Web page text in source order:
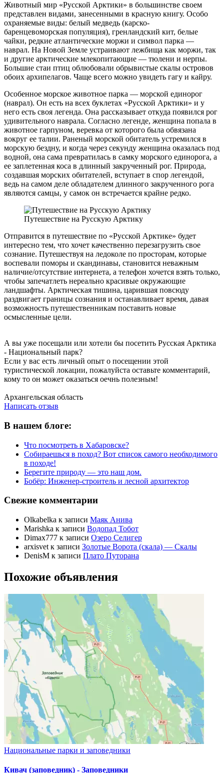
Животный мир «Русской Арктики» в большинстве своем
представлен видами, занесенными в красную книгу. Особо
охраняемые виды: белый медведь (карско-
баренцевоморская популяция), гренландский кит, белые
чайки, редкие атлантические моржи и символ парка —
наврал. На Новой Земле устраивают лежбища как моржи, так
и другие арктические млекопитающие — тюлени и нерпы.
Большие стаи птиц облюбовали обрывистые скалы островов
обоих архипелагов. Чаще всего можно увидеть гагу и кайру.
Особенное морское животное парка — морской единорог
(наврал). Он есть на всех буклетах «Русской Арктики» и у
него есть своя легенда. Она рассказывает откуда появился рог
удивительного наврала. Согласно легенде, женщина попала в
животное гарпуном, веревка от которого была обвязана
вокруг ее талии. Раненый морской обитатель устремился в
морскую бездну, и когда через секунду женщина оказалась под
водной, она сама превратилась в самку морского единорога, а
ее заплетенная коса в длинный закрученный рог. Природа,
создавшая морских обитателей, вступает в спор легендой,
ведь на самом деле обладателем длинного закрученного рога
являются самцы, у самок он встречается крайне редко.
Путешествие на Русскую Арктику
Отправится в путешествие по «Русской Арктике» будет
интересно тем, что хочет качественно перезагрузить свое
сознание. Путешествуя на ледоколе по просторам, которые
воспевали поморы и скандинавы, становится неважным
наличие/отсутствие интернета, а телефон хочется взять только,
чтобы запечатлеть нереально красивые окружающие
ландшафты. Арктическая тишина, царившая повсюду
раздвигает границы сознания и останавливает время, давая
возможность путешественникам поставить новые
осмысленные цели.
А вы уже посещали или хотели бы посетить Русская Арктика
- Национальный парк?
Если у вас есть личный опыт о посещении этой
туристической локации, пожалуйста оставьте комментарий,
кому то он может оказаться оечнь полезным!
Архангельская область
Написать отзыв
В нашем блоге:
Что посмотреть в Хабаровске?
Собираешься в поход? Вот список самого необходимого
в походе!
Берегите природу — это наш дом.
Бобёр: Инженер-строитель и лесной архитектор
Свежие комментарии
Olkabelka к записи Маяк Анива
Marishka к записи Водопад Тобот
Dimax777 к записи Озеро Селигер
arxisvet к записи Золотые Ворота (скала) — Скалы
DenisM к записи Плато Путорана
Похожие объявления
Национальные парки и заповедники
Кивач (заповедник) - Заповедники